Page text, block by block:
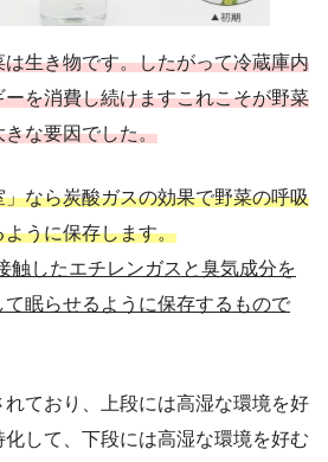
生き物です。したがって冷蔵庫内
を消費し続けますこれこそが野菜
な要因でした。
なら炭酸ガスの効果で野菜の呼吸
うに保存します。
したエチレンガスと臭気成分を
眠らせるように保存するもので
ており、上段には高湿な環境を好
化して、下段には高湿な環境を好む